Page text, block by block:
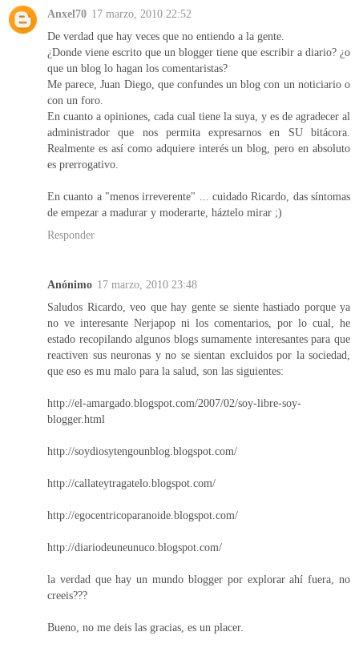
Anxel70 17 marzo, 2010 22:52
De verdad que hay veces que no entiendo a la gente.
¿Donde viene escrito que un blogger tiene que escribir a diario? ¿o
que un blog lo hagan los comentaristas?
Me parece, Juan Diego, que confundes un blog con un noticiario o
con un foro.
En cuanto a opiniones, cada cual tiene la suya, y es de agradecer al
administrador que nos permita expresarnos en SU bitácora.
Realmente es así como adquiere interés un blog, pero en absoluto
es prerrogativo.
En cuanto a "menos irreverente" ... cuidado Ricardo, das síntomas
de empezar a madurar y moderarte, háztelo mirar ;)
Responder
Anónimo 17 marzo, 2010 23:48
Saludos Ricardo, veo que hay gente se siente hastiado porque ya
no ve interesante Nerjapop ni los comentarios, por lo cual, he
estado recopilando algunos blogs sumamente interesantes para que
reactiven sus neuronas y no se sientan excluidos por la sociedad,
que eso es mu malo para la salud, son las siguientes:
http://el-amargado.blogspot.com/2007/02/soy-libre-soy-
blogger.html
http://soydiosytengounblog.blogspot.com/
http://callateytragatelo.blogspot.com/
http://egocentricoparanoide.blogspot.com/
http://diariodeuneunuco.blogspot.com/
la verdad que hay un mundo blogger por explorar ahí fuera, no
creeis???
Bueno, no me deis las gracias, es un placer.